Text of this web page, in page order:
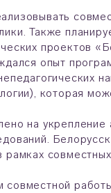
Также
проектов
опыт
которая
на
рамках